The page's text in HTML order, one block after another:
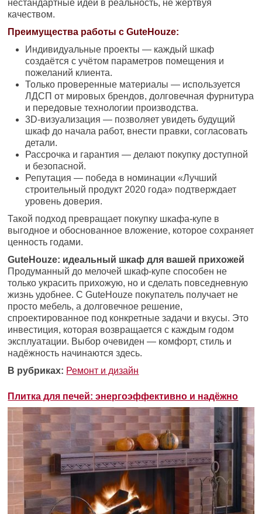
нестандартные идеи в реальность, не жертвуя
качеством.
Преимущества работы с GuteHouze:
Индивидуальные проекты — каждый шкаф
создаётся с учётом параметров помещения и
пожеланий клиента.
Только проверенные материалы — используется
ЛДСП от мировых брендов, долговечная фурнитура
и передовые технологии производства.
3D-визуализация — позволяет увидеть будущий
шкаф до начала работ, внести правки, согласовать
детали.
Рассрочка и гарантия — делают покупку доступной
и безопасной.
Репутация — победа в номинации «Лучший
строительный продукт 2020 года» подтверждает
уровень доверия.
Такой подход превращает покупку шкафа-купе в
выгодное и обоснованное вложение, которое сохраняет
ценность годами.
GuteHouze: идеальный шкаф для вашей прихожей
Продуманный до мелочей шкаф-купе способен не
только украсить прихожую, но и сделать повседневную
жизнь удобнее. С GuteHouze покупатель получает не
просто мебель, а долговечное решение,
спроектированное под конкретные задачи и вкусы. Это
инвестиция, которая возвращается с каждым годом
эксплуатации. Выбор очевиден — комфорт, стиль и
надёжность начинаются здесь.
В рубриках: Ремонт и дизайн
Плитка для печей: энергоэффективно и надёжно